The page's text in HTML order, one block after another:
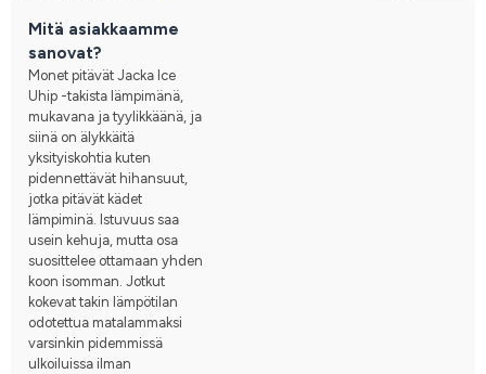
Mitä asiakkaamme
sanovat?
Monet pitävät Jacka Ice
Uhip -takista lämpimänä,
mukavana ja tyylikkäänä, ja
siinä on älykkäitä
yksityiskohtia kuten
pidennettävät hihansuut,
jotka pitävät kädet
lämpiminä. Istuvuus saa
usein kehuja, mutta osa
suosittelee ottamaan yhden
koon isomman. Jotkut
kokevat takin lämpötilan
odotettua matalammaksi
varsinkin pidemmissä
ulkoiluissa ilman